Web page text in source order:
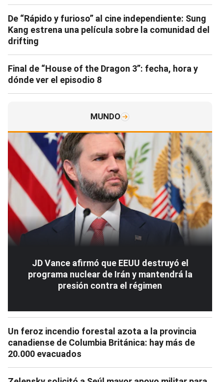
De “Rápido y furioso” al cine independiente: Sung
Kang estrena una película sobre la comunidad del
drifting
Final de “House of the Dragon 3”: fecha, hora y
dónde ver el episodio 8
MUNDO
JD Vance afirmó que EEUU destruyó el
programa nuclear de Irán y mantendrá la
presión contra el régimen
Un feroz incendio forestal azota a la provincia
canadiense de Columbia Británica: hay más de
20.000 evacuados